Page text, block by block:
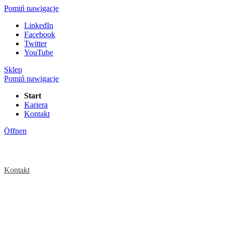
Pomiń nawigacje
LinkedIn
Facebook
Twitter
YouTube
Sklep
Pomiń nawigacje
Start
Kariera
Kontakt
Öffnen
Kontakt